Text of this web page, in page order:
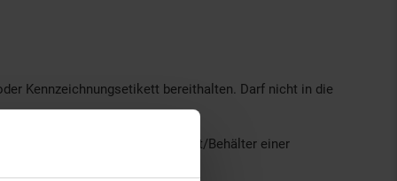
Kennzeichnungsetikett bereithalten. Darf nicht in die
Verschluss aufbewahren. Inhalt/Behälter einer